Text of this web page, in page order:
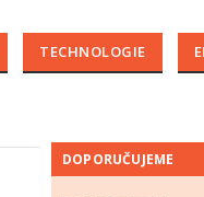
TECHNOLOGIE
DOPORUČUJEME